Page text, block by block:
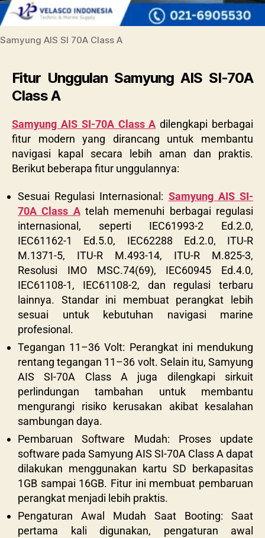
Samyung AIS SI 70A Class A
Fitur Unggulan Samyung AIS SI-70A
Class A
Samyung AIS SI-70A Class A dilengkapi berbagai
fitur modern yang dirancang untuk membantu
navigasi kapal secara lebih aman dan praktis.
Berikut beberapa fitur unggulannya:
Sesuai Regulasi Internasional: Samyung AIS SI-
70A Class Atelah memenuhi berbagai regulasi
internasional, seperti IEC61993-2 Ed.2.0,
IEC61162-1 Ed.5.0, IEC62288 Ed.2.0, ITU-R
M.1371-5, ITU-R M.493-14, ITU-R M.825-3,
Resolusi IMO MSC.74(69), IEC60945 Ed.4.0,
IEC61108-1, IEC61108-2, dan regulasi terbaru
lainnya. Standar ini membuat perangkat lebih
sesuai untuk kebutuhan navigasi marine
profesional.
Tegangan 11–36 Volt: Perangkat ini mendukung
rentang tegangan 11–36 volt. Selain itu, Samyung
AIS SI-70A Class A juga dilengkapi sirkuit
perlindungan tambahan untuk membantu
mengurangi risiko kerusakan akibat kesalahan
sambungan daya.
Pembaruan Software Mudah: Proses update
software pada Samyung AIS SI-70A Class Adapat
dilakukan menggunakan kartu SD berkapasitas
1GB sampai 16GB. Fitur ini membuat pembaruan
perangkat menjadi lebih praktis.
Pengaturan Awal Mudah Saat Booting: Saat
pertama kali digunakan, pengaturan awal